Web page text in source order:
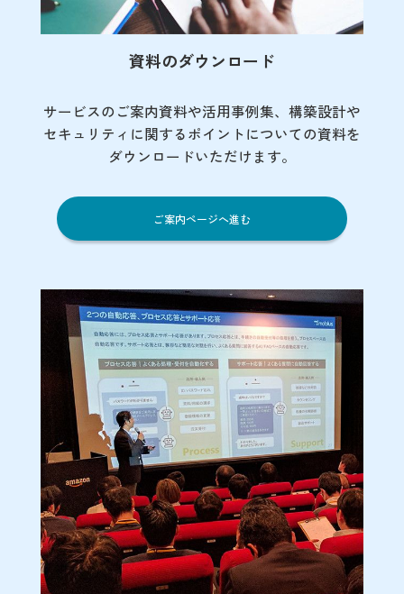
資料のダウンロード
サービスのご案内資料や活用事例集、 構築設計や
セキュリティに関するポイントについての資料を
ダウンロードいただけます。
ご案内ページへ進む